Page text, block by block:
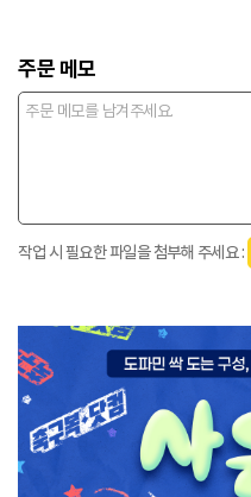
주문 메모
작업 시 필요한 파일을 첨부해 주세요 :